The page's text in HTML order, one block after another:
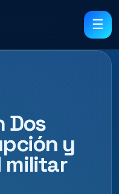
☰
Dos
y
militar